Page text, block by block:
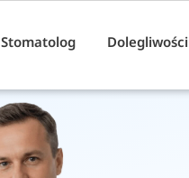
Stomatolog Dolegliwości